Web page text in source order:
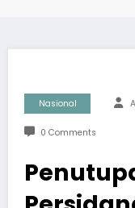
Nasional
0 Comments